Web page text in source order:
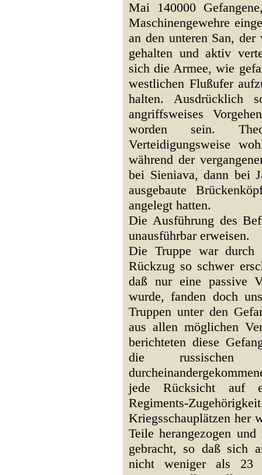
Mai 140000
Maschinengewehre
an den unteren San,
gehalten und aktiv
sich die Armee, wie
westlichen Flußufer
halten. Ausdrücklich
angriffsweises
worden sein.
Verteidigungsweise
während der
bei Sieniava, dann bei
ausgebaute
angelegt hatten.
Die Ausführung des
unausführbar erweisen.
Die Truppe war durch
Rückzug so schwer
daß nur eine passive
wurde, fanden doch
Truppen unter den
aus allen möglichen
berichteten diese
die russischen
jede Rücksicht auf
Regiments-
Kriegsschauplätzen her
Teile herangezogen
gebracht, so daß sich
nicht weniger als 23